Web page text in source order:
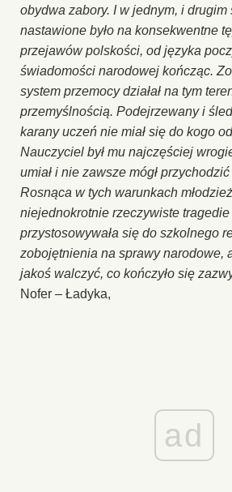
obydwa zabory. I w jednym, i drugim
nastawione było na konsekwentne
przejawów polskości, od języka
świadomości narodowej kończąc.
system przemocy działał na tym
przemyślnością. Podejrzewany i
karany uczeń nie miał się do kogo
Nauczyciel był mu najczęściej
umiał i nie zawsze mógł
Rosnąca w tych warunkach
niejednokrotnie rzeczywiste
przystosowywała się do szkolnego
zobojętnienia na sprawy narodowe,
jakoś walczyć, co kończyło się
Nofer – Ładyka,
ad